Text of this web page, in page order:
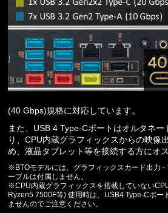
(40 Gbps)規格に対応しています。
また、USB 4 Type-Cポートはオルタネ
り、CPU内蔵グラフィックスからの映像
め、液晶タブレット等を接続する方にオス
※BTOモデルには、グラフィックスカード出力 -
ーブルは付属しません。
※CPU内蔵グラフィックスを搭載していない
Ryzen5 7500F等) 使用時は、USB4 Type-Cポー
ませんのでご注意ください。